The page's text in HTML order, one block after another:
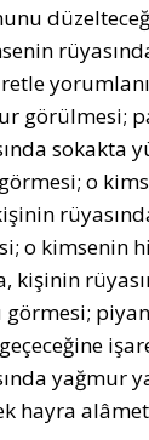
görülmesi;
sokakta
görmesi; o
o kimsenin
kişinin
yağmur
hayra alâmet